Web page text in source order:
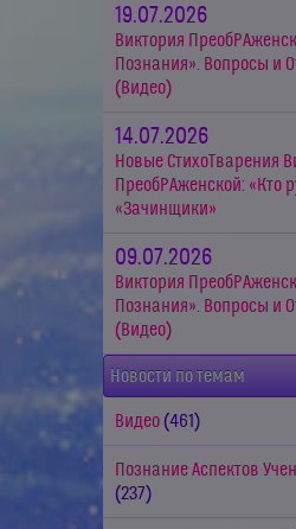
19.07.2026
Виктория
Познания». Вопросы и
(Видео)
14.07.2026
Новые СтихоТварения
ПреобРАженской: «Кто
«Зачинщики»
09.07.2026
Виктория
Познания». Вопросы и
(Видео)
Новости по темам
Видео (461)
Познание Аспектов
(237)